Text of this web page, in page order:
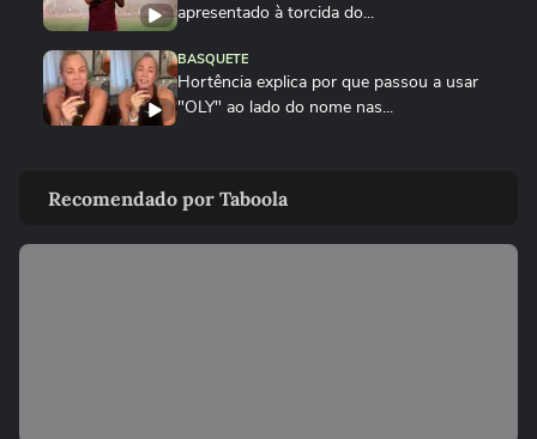
apresentado à torcida do...
BASQUETE
Hortência explica por que passou a usar
"OLY" ao lado do nome nas...
classificação do time na Copa do...
FUTEBOL
Recomendado por Taboola